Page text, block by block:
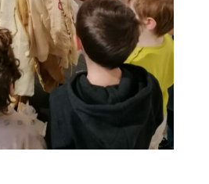
J Mar, 2026 Bilingue A
EPS